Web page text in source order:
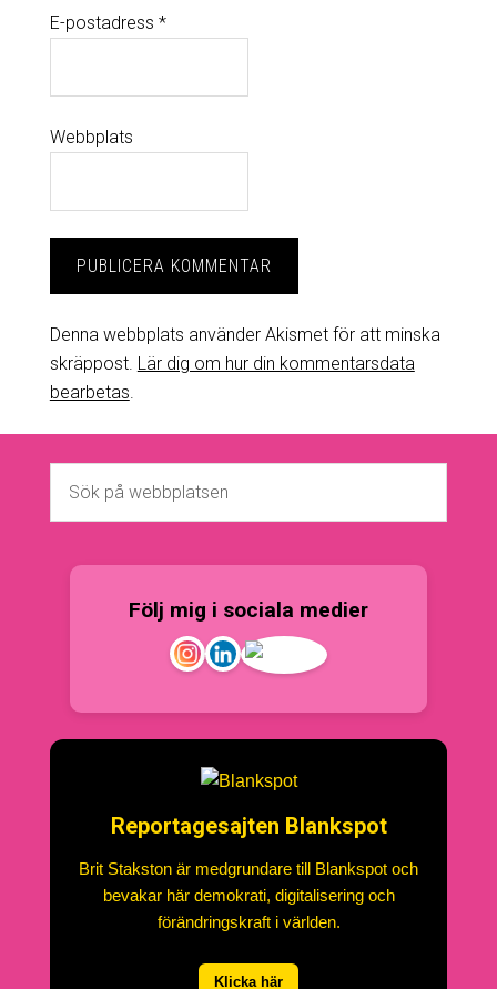
E-postadress *
Webbplats
Denna webbplats använder Akismet för att minska
skräppost. Lär dig om hur din kommentarsdata
bearbetas
Följ mig i sociala medier
Reportagesajten Blankspot
Brit Stakston är medgrundare till Blankspot och
bevakar här demokrati, digitalisering och
förändringskraft i världen.
Klicka här